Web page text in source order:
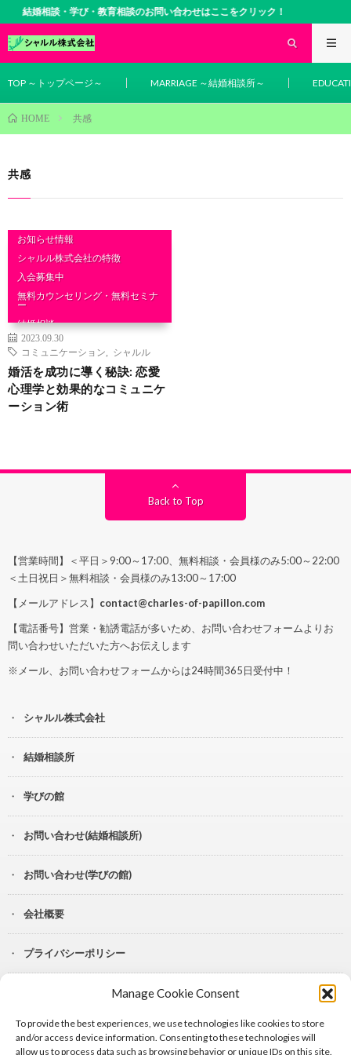
Manage Cookie Consent
To provide the best experiences, we use technologies like cookies to store
and/or access device information. Consenting to these technologies will
allow us to process data such as browsing behavior or unique IDs on this site.
結婚相談・学び・教育相談のお問い合わせはここをクリック！
TOP ～トップページ～ MARRIAGE ～結婚相談所～
HOME 共感
共感
お知らせ情報
シャルル株式会社の特徴
入会募集中
無料カウンセリング・無料セミナ
ー
結婚相談
2023.09.30
コミュニケーション
シャルル
婚活を成功に導く秘訣: 恋愛
心理学と効果的なコミュニケ
ーション術
Back to Top
【営業時間】＜平日＞9:00～17:00、無料相談・会員様のみ5:00～22:00
＜土日祝日＞無料相談・会員様のみ13:00～17:00
【メールアドレス】 contact@charles-of-papillon.com
【電話番号】営業・勧誘電話が多いため、お問い合わせフォームよりお
問い合わせいただいた方へお伝えします
※メール、お問い合わせフォームからは24時間365日受付中！
シャルル株式会社
結婚相談所
学びの館
お問い合わせ(結婚相談所)
お問い合わせ(学びの館)
会社概要
プライバシーポリシー
Lit.Link